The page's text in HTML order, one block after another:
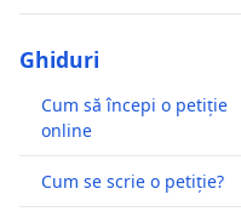
Ghiduri
Cum să începi o petiție
online
Cum se scrie o petiție?